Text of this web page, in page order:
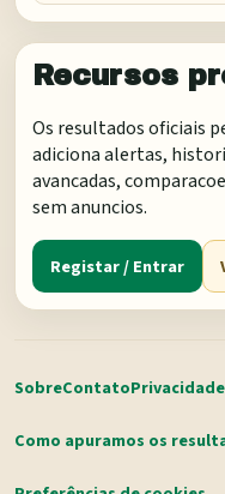
Recursos
Os resultados oficiais
adiciona alertas,
avancadas,
sem anuncios.
Registar / Entrar
SobreContatoPrivacidade
Como apuramos os